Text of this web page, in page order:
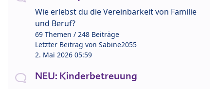
Wie erlebst du die Vereinbarkeit von Familie
und Beruf?
69 Themen / 248 Beiträge
Letzter Beitrag von Sabine2055
2. Mai 2026 05:59
NEU: Kinderbetreuung